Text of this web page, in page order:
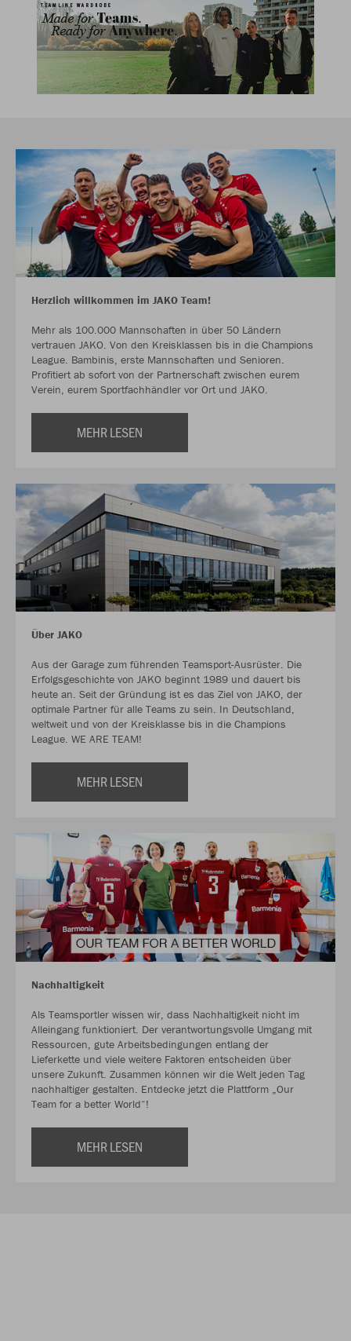
Herzlich willkommen im JAKO Team!
Mehr als 100.000 Mannschaften in über 50 Ländern
vertrauen JAKO. Von den Kreisklassen bis in die Champions
League. Bambinis, erste Mannschaften und Senioren.
Profitiert ab sofort von der Partnerschaft zwischen eurem
Verein, eurem Sportfachhändler vor Ort und JAKO.
MEHR LESEN
Über JAKO
Aus der Garage zum führenden Teamsport-Ausrüster. Die
Erfolgsgeschichte von JAKO beginnt 1989 und dauert bis
heute an. Seit der Gründung ist es das Ziel von JAKO, der
optimale Partner für alle Teams zu sein. In Deutschland,
weltweit und von der Kreisklasse bis in die Champions
League. WE ARE TEAM!
MEHR LESEN
Nachhaltigkeit
Als Teamsportler wissen wir, dass Nachhaltigkeit nicht im
Alleingang funktioniert. Der verantwortungsvolle Umgang mit
Ressourcen, gute Arbeitsbedingungen entlang der
Lieferkette und viele weitere Faktoren entscheiden über
unsere Zukunft. Zusammen können wir die Welt jeden Tag
nachhaltiger gestalten. Entdecke jetzt die Plattform „Our
Team for a better World“!
MEHR LESEN